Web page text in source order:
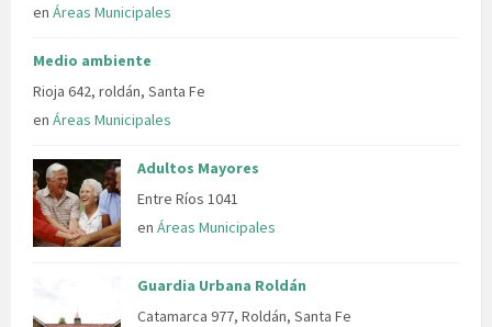
en Áreas Municipales
Medio ambiente
Rioja 642, roldán, Santa Fe
en Áreas Municipales
Adultos Mayores
Entre Ríos 1041
en Áreas Municipales
Guardia Urbana Roldán
Catamarca 977, Roldán, Santa Fe